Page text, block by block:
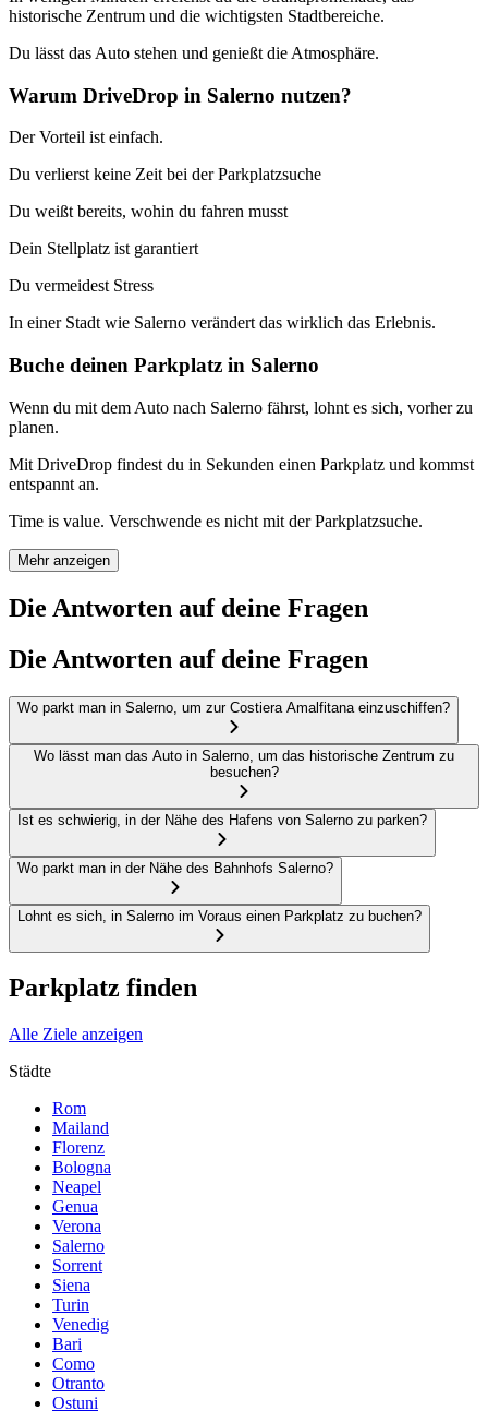
historische Zentrum und die wichtigsten Stadtbereiche.
Du lässt das Auto stehen und genießt die Atmosphäre.
Warum DriveDrop in Salerno nutzen?
Der Vorteil ist einfach.
Du verlierst keine Zeit bei der Parkplatzsuche
Du weißt bereits, wohin du fahren musst
Dein Stellplatz ist garantiert
Du vermeidest Stress
In einer Stadt wie Salerno verändert das wirklich das Erlebnis.
Buche deinen Parkplatz in Salerno
Wenn du mit dem Auto nach Salerno fährst, lohnt es sich, vorher zu
planen.
Mit DriveDrop findest du in Sekunden einen Parkplatz und kommst
entspannt an.
Time is value. Verschwende es nicht mit der Parkplatzsuche.
Mehr anzeigen
Die Antworten auf deine Fragen
Die Antworten auf deine Fragen
Wo parkt man in Salerno, um zur Costiera Amalfitana einzuschiffen?
Wo lässt man das Auto in Salerno, um das historische Zentrum zu
besuchen?
Ist es schwierig, in der Nähe des Hafens von Salerno zu parken?
Wo parkt man in der Nähe des Bahnhofs Salerno?
Lohnt es sich, in Salerno im Voraus einen Parkplatz zu buchen?
Parkplatz finden
Alle Ziele anzeigen
Städte
Rom
Mailand
Florenz
Bologna
Neapel
Genua
Verona
Salerno
Sorrent
Siena
Turin
Venedig
Bari
Como
Otranto
Ostuni